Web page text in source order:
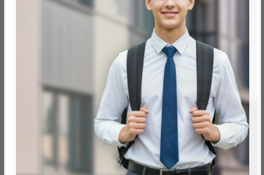
7.10 "Ницца", квартал
«Средиземноморский»
Минск, Октябрьский, ул. Николы Теслы
метро «Ковальская Слобода», 566 м